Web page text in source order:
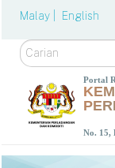
Malay | English
Carian
Portal
No. 15,